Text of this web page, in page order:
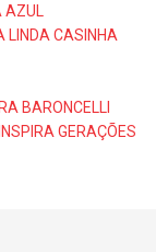
LINDA CASINHA
BARONCELLI
GERAÇÕES